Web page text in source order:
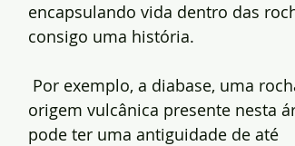
encapsulando vida dentro das
consigo uma história.
Por exemplo, a diabase, uma
origem vulcânica presente nesta
pode ter uma antiguidade de até